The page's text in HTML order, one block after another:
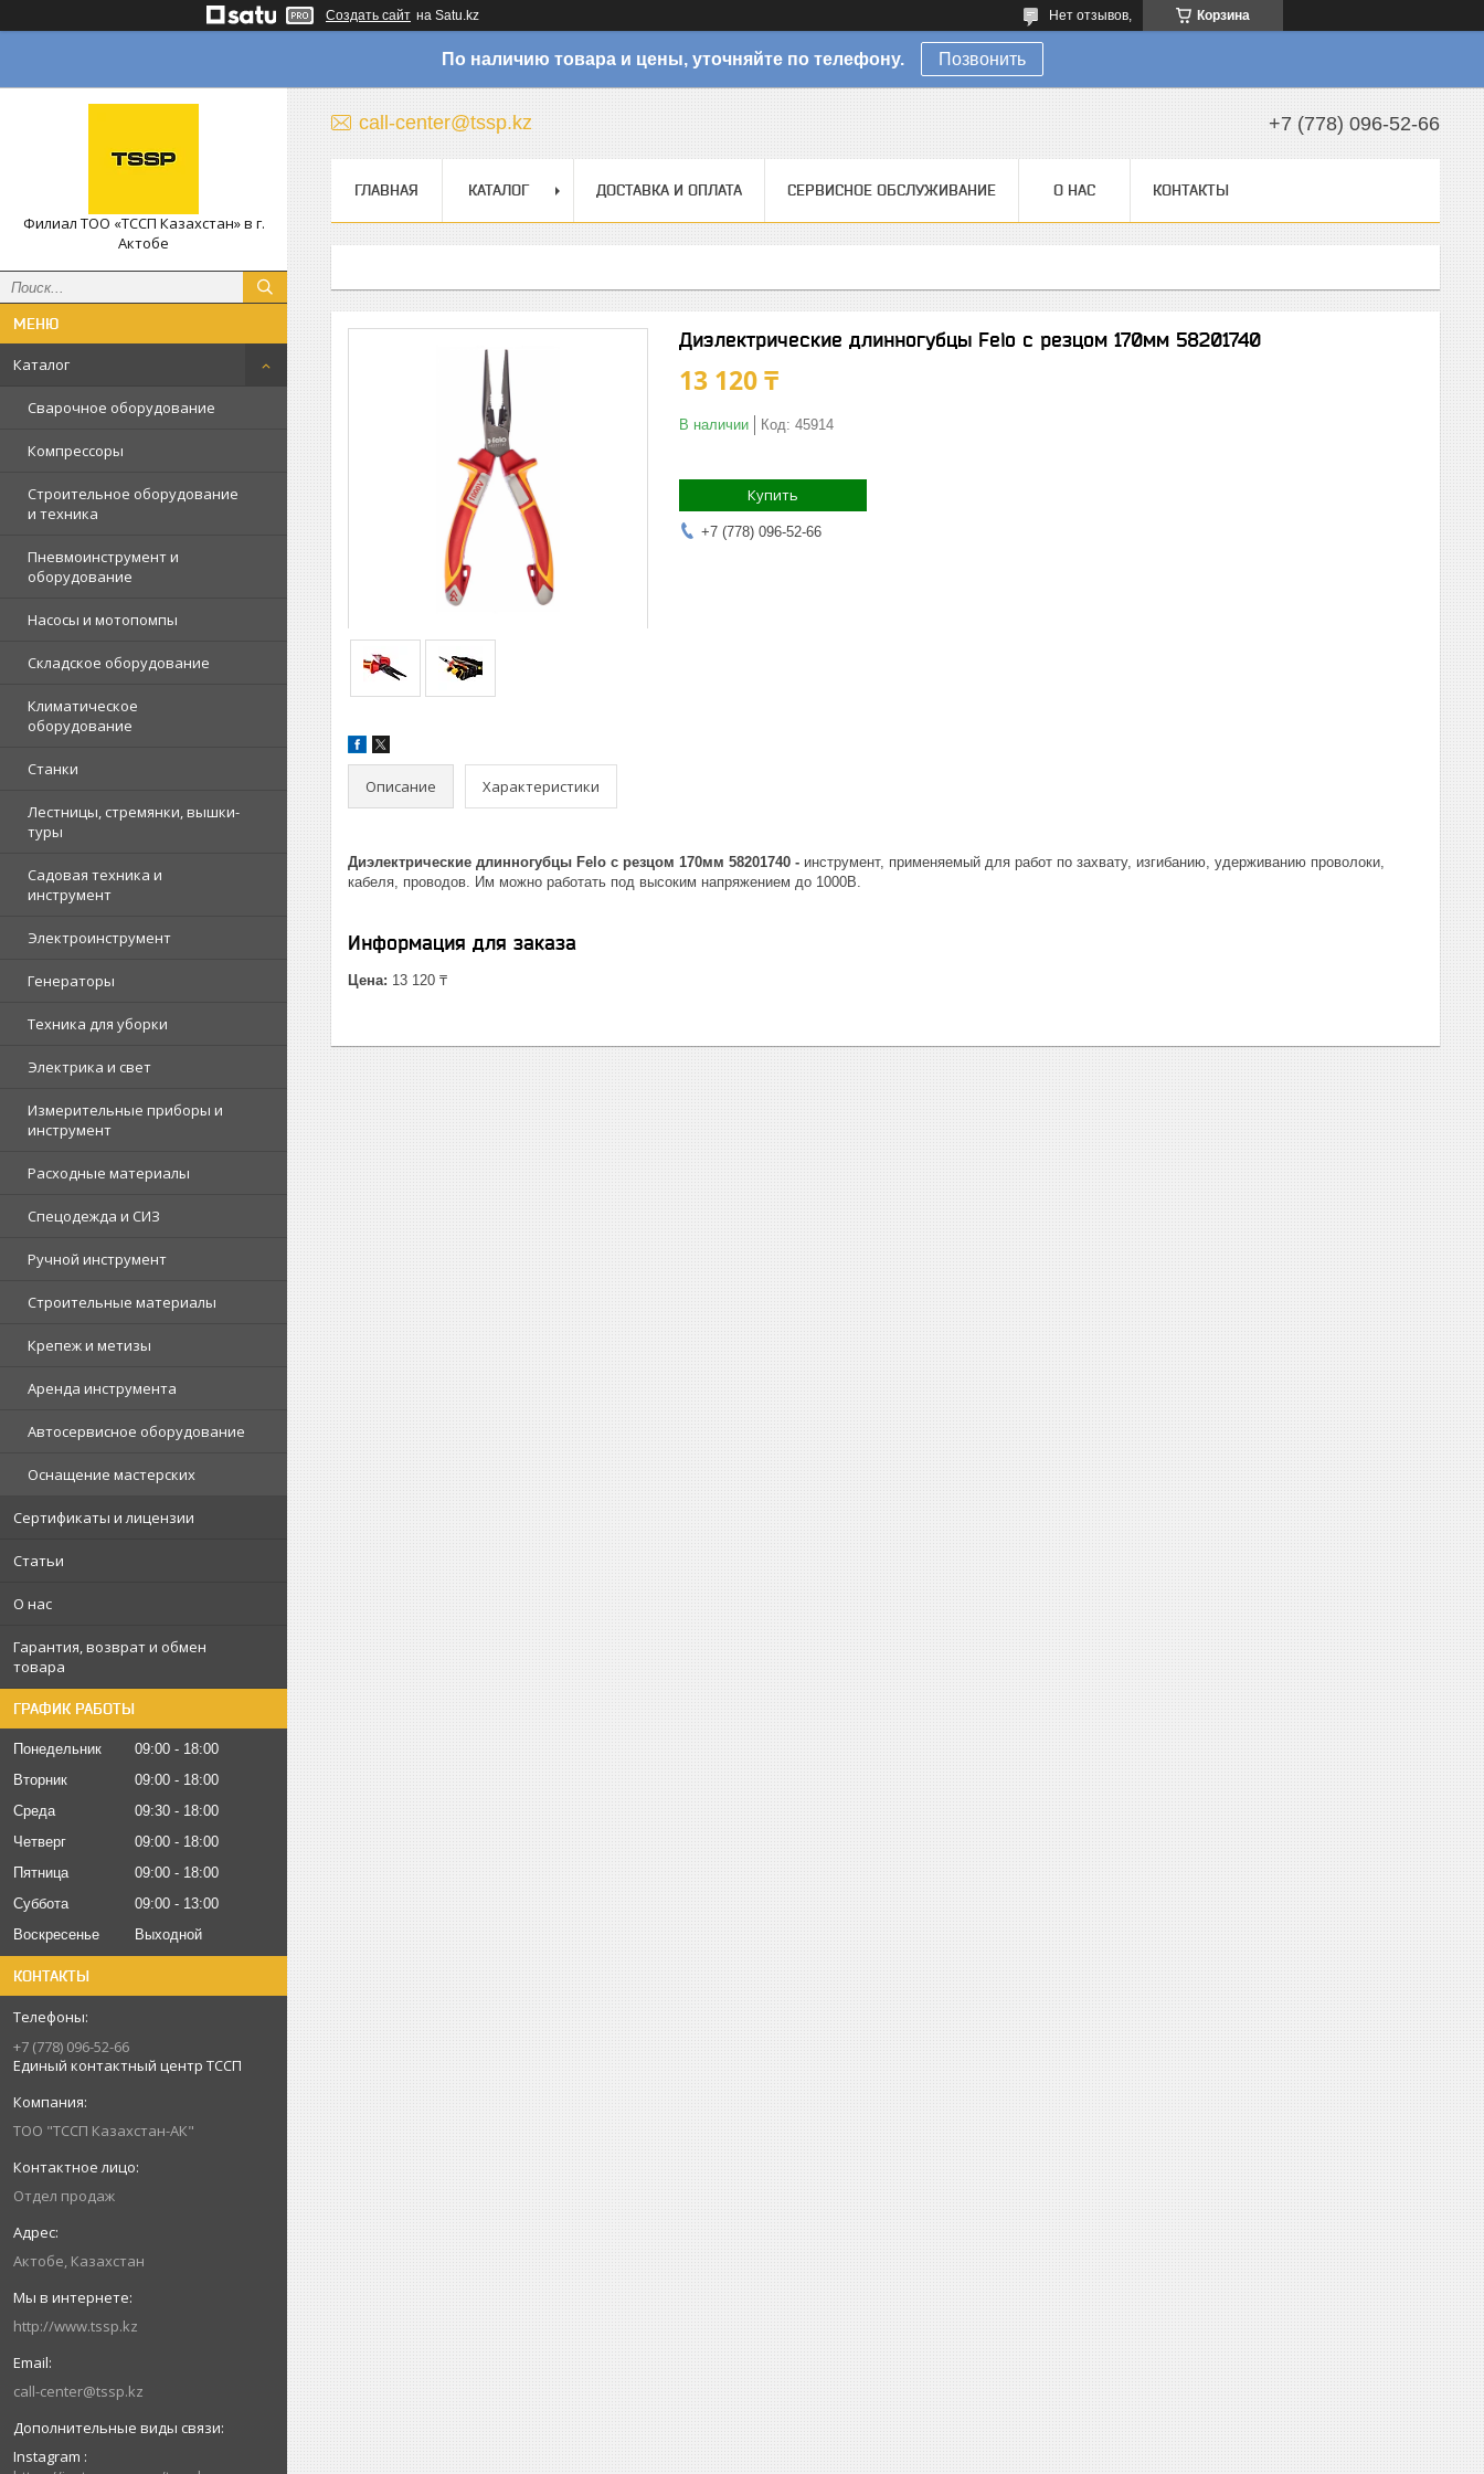
Создать сайт на Satu.kz Корзина
Нет отзывов,
По наличию товара и цены, уточняйте по телефону. Позвонить
Филиал ТОО «ТССП Казахстан» в г.
Актобе
Каталог
Сварочное оборудование
Компрессоры
Строительное оборудование
и техника
Пневмоинструмент и
оборудование
Насосы и мотопомпы
Складское оборудование
Климатическое
оборудование
Станки
Лестницы, стремянки, вышки-
туры
Садовая техника и
инструмент
Электроинструмент
Генераторы
Техника для уборки
Электрика и свет
Измерительные приборы и
инструмент
Расходные материалы
Спецодежда и СИЗ
Ручной инструмент
Строительные материалы
Крепеж и метизы
Аренда инструмента
Автосервисное оборудование
Оснащение мастерских
Сертификаты и лицензии
Статьи
О нас
Гарантия, возврат и обмен
товара
ГРАФИК РАБОТЫ
Понедельник 09:00
18:00
Вторник
09:00
18:00
Среда
09:30
18:00
Четверг
09:00
18:00
Пятница
09:00
18:00
Суббота
09:00
13:00
Воскресенье
Выходной
КОНТАКТЫ
+7 (778) 096-52-66
Единый контактный центр ТССП
ТОО "ТССП Казахстан-АК"
Отдел продаж
Актобе, Казахстан
http://www.tssp.kz
call-center@tssp.kz
Instagram
call-center@tssp.kz +7 (778) 096-52-66
ГЛАВНАЯ КАТАЛОГ ДОСТАВКА И ОПЛАТА СЕРВИСНОЕ ОБСЛУЖИВАНИЕ О НАС КОНТАКТЫ
Диэлектрические длинногубцы Felo с резцом 170мм 58201740
13 120 ₸
В наличии Код: 45914
Купить
+7 (778) 096-52-66
Описание Характеристики
Диэлектрические длинногубцы Felo с резцом 170мм 58201740 - инструмент, применяемый для работ по захвату, изгибанию, удерживанию проволоки,
кабеля, проводов. Им можно работать под высоким напряжением до 1000В.
Информация для заказа
Цена: 13 120 ₸